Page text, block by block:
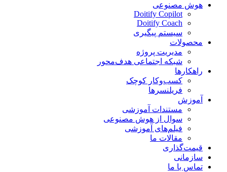
مصنوعی
Doitify Copilot
Doitify Coach
سیستم پیگیری
مدیریت پروژه
شبکه اجتماعی هدف‌محور
کسب‌وکار کوچک
فریلنسرها
مستندات آموزشی
سوال از هوش مصنوعی
فیلم‌های آموزشی
مقالات ما
با ما